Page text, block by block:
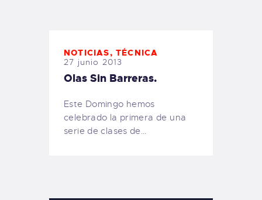
NOTICIAS,TÉCNICA
27 junio 2013
Olas Sin Barreras.
Este Domingo hemos
celebrado la primera de una
serie de clases de…